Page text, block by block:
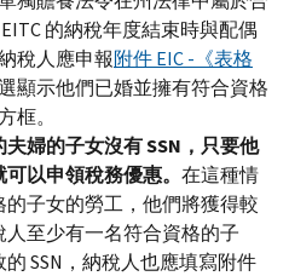
EITC的納稅年度結束時與配偶
稅人應申報附件EIC - 《表格
顯示他們已婚並擁有符合資格
框。
夫婦的子女沒有SSN ，只要他
以申領稅務優惠。 在這種情
子女的勞工，他們將獲得較
至少有一名符合資格的子
的SSN ，納稅人也應填寫附件